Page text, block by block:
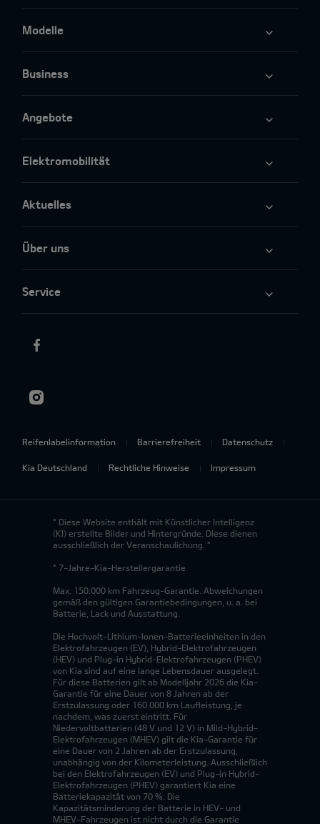
Modelle
Business
Angebote
Elektromobilität
Aktuelles
Über uns
Service
Reifenlabelinformation Barrierefreiheit Datenschutz
Kia Deutschland Rechtliche Hinweise Impressum
* Diese Website enthält mit Künstlicher Intelligenz
(KI) erstellte Bilder und Hintergründe. Diese dienen
ausschließlich der Veranschaulichung. *
* 7-Jahre-Kia-Herstellergarantie
Max. 150.000 km Fahrzeug-Garantie. Abweichungen
gemäß den gültigen Garantiebedingungen, u. a. bei
Batterie, Lack und Ausstattung.
Die Hochvolt-Lithium-Ionen-Batterieeinheiten in den
Elektrofahrzeugen (EV), Hybrid-Elektrofahrzeugen
(HEV) und Plug-in Hybrid-Elektrofahrzeugen (PHEV)
von Kia sind auf eine lange Lebensdauer ausgelegt.
Für diese Batterien gilt ab Modelljahr 2026 die Kia-
Garantie für eine Dauer von 8 Jahren ab der
Erstzulassung oder 160.000 km Laufleistung, je
nachdem, was zuerst eintritt. Für
Niedervoltbatterien (48 V und 12 V) in Mild-Hybrid-
Elektrofahrzeugen (MHEV) gilt die Kia-Garantie für
eine Dauer von 2 Jahren ab der Erstzulassung,
unabhängig von der Kilometerleistung. Ausschließlich
bei den Elektrofahrzeugen (EV) und Plug-in Hybrid-
Elektrofahrzeugen (PHEV) garantiert Kia eine
Batteriekapazität von 70 %. Die
Kapazitätsminderung der Batterie in HEV- und
MHEV-Fahrzeugen ist nicht durch die Garantie